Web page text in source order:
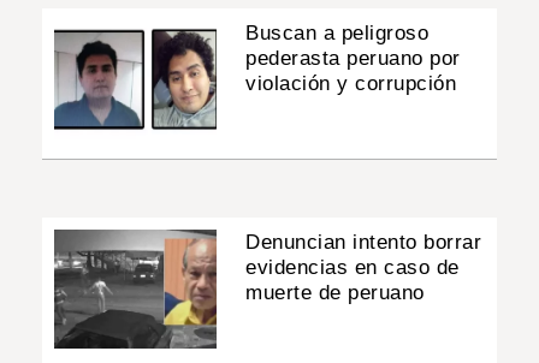
Buscan a peligroso
pederasta peruano por
violación y corrupción
Denuncian intento borrar
evidencias en caso de
muerte de peruano